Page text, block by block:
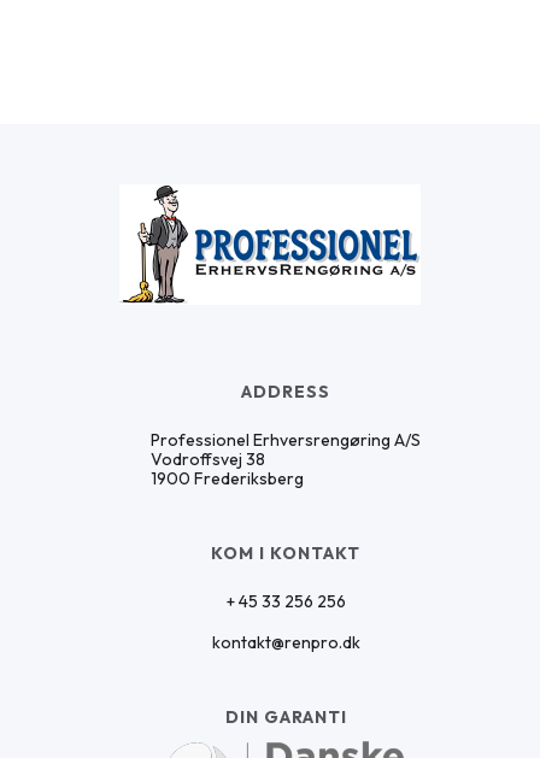
ADDRESS
Professionel Erhversrengøring A/S
Vodroffsvej 38
1900 Frederiksberg
KOM I KONTAKT
+ 45 33 256 256
kontakt@renpro.dk
DIN GARANTI